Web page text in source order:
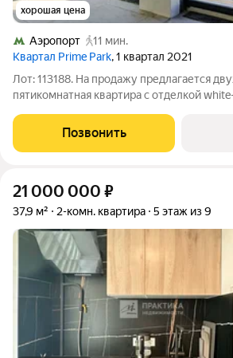
хорошая цена
Аэропорт
11 мин.
Квартал Prime Park, 1 квартал 2021
Лот: 113188. На продажу предлагается
пятикомнатная квартира с отделкой
уровень: кухня-гостиная, две спальни,
своим санузлом и гардеробной,
Позвонить
21 000 000 ₽
37,9 м² 2-комн. квартира 5 этаж из 9